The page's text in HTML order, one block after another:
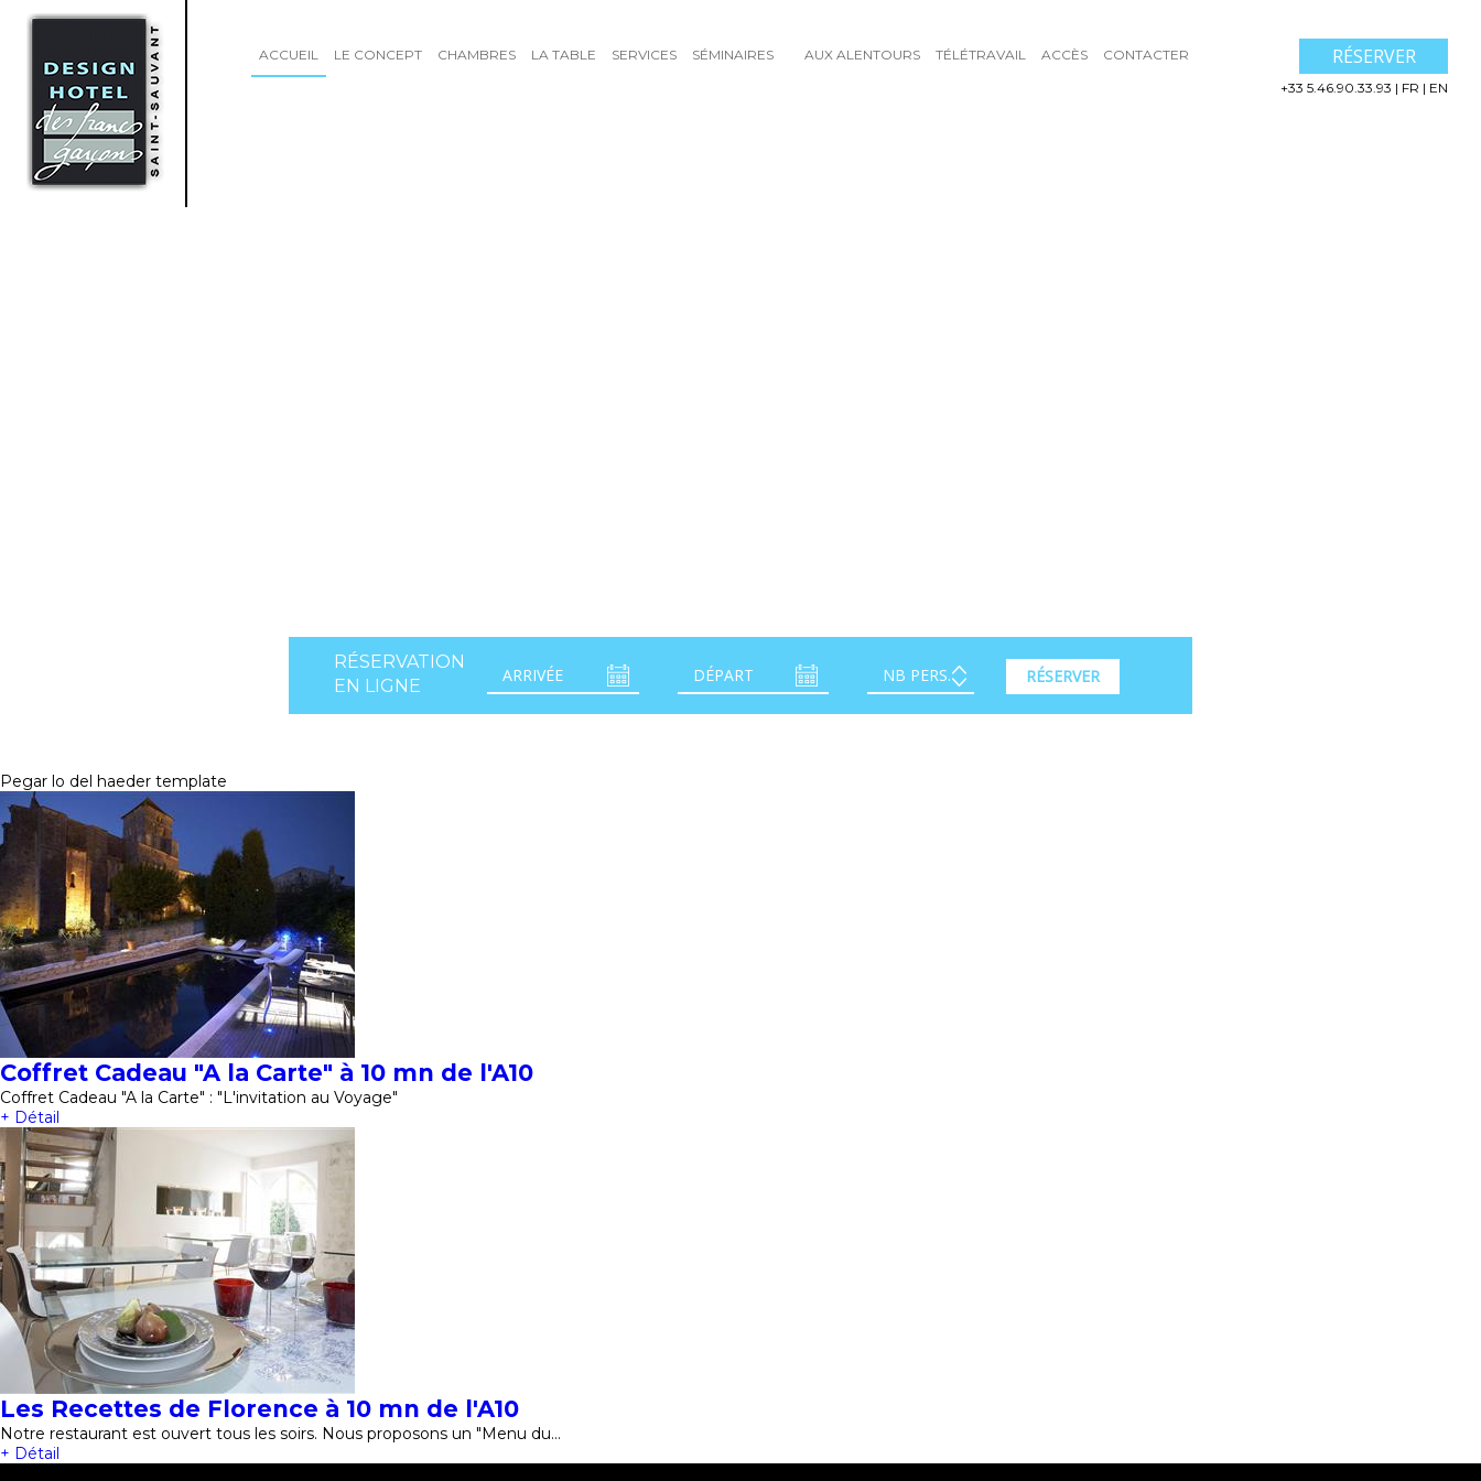
ACCUEIL LE CONCEPT CHAMBRES LA TABLE SERVICES SÉMINAIRES AUX ALENTOURS TÉLÉTRAVAIL ACCÈS CONTACTER RÉSERVER
+33 5.46.90.33.93 | FR | EN
RÉSERVATION
EN LIGNE
RÉSERVER
Pegar lo del haeder template
Coffret Cadeau "A la Carte" à 10 mn de l'A10
Coffret Cadeau "A la Carte" : "L'invitation au Voyage"
+ Détail
Les Recettes de Florence à 10 mn de l'A10
Notre restaurant est ouvert tous les soirs. Nous proposons un "Menu du…
+ Détail